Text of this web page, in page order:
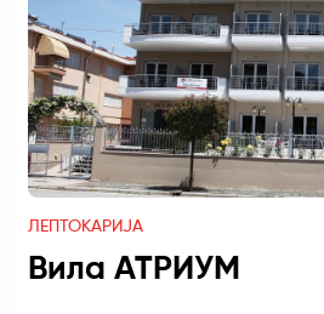
ЛЕПТОКАРИЈА
Вила АТРИУМ